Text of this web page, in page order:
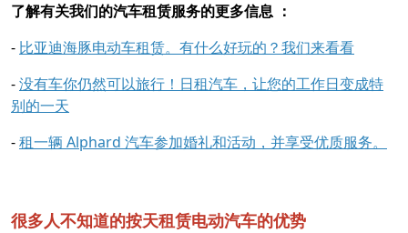
了解有关我们的汽车租赁服务的更多信息 ：
- 比亚迪海豚电动车租赁。有什么好玩的？我们来看看
-没有车你仍然可以旅行！日租汽车，让您的工作日变成特
别的一天
-租一辆 Alphard 汽车参加婚礼和活动，并享受优质服务。
很多人不知道的按天租赁电动汽车的优势